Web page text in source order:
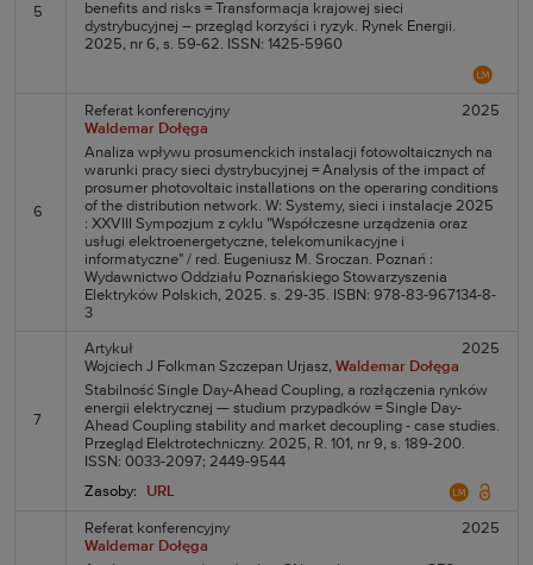
5
benefits and risks = Transformacja krajowej sieci
dystrybucyjnej – przegląd korzyści i ryzyk. Rynek Energii.
2025, nr 6, s. 59-62. ISSN: 1425-5960
6
Referat konferencyjny
2025
Waldemar Dołęga
Analiza wpływu prosumenckich instalacji fotowoltaicznych na
warunki pracy sieci dystrybucyjnej = Analysis of the impact of
prosumer photovoltaic installations on the operaring conditions
of the distribution network. W: Systemy, sieci i instalacje 2025
: XXVIII Sympozjum z cyklu "Współczesne urządzenia oraz
usługi elektroenergetyczne, telekomunikacyjne i
informatyczne" / red. Eugeniusz M. Sroczan. Poznań :
Wydawnictwo Oddziału Poznańskiego Stowarzyszenia
Elektryków Polskich, 2025. s. 29-35. ISBN: 978-83-967134-8-
3
7
Artykuł
2025
Wojciech J Folkman Szczepan Urjasz, Waldemar Dołęga
Stabilność Single Day-Ahead Coupling, a rozłączenia rynków
energii elektrycznej — studium przypadków = Single Day-
Ahead Coupling stability and market decoupling - case studies.
Przegląd Elektrotechniczny. 2025, R. 101, nr 9, s. 189-200.
ISSN: 0033-2097; 2449-9544
Zasoby:
URL
Referat konferencyjny
2025
Waldemar Dołęga